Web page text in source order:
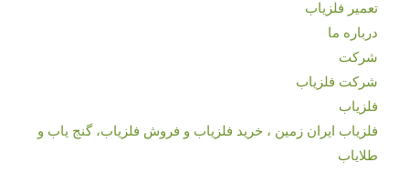
تعمیر فلزیاب
درباره ما
شرکت
شرکت فلزیاب
فلزیاب
فلزیاب ایران زمین ، خرید فلزیاب و فروش فلزیاب، گنج یاب و
طلایاب